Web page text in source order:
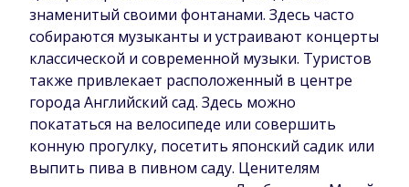
знаменитый своими фонтанами. Здесь часто
собираются музыканты и устраивают концерты
классической и современной музыки. Туристов
также привлекает расположенный в центре
города Английский сад. Здесь можно
покататься на велосипеде или совершить
конную прогулку, посетить японский садик или
выпить пива в пивном саду. Ценителям